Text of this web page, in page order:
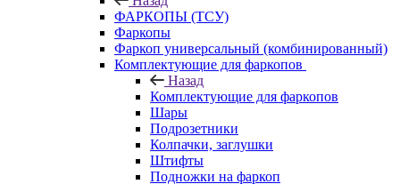
ФАРКОПЫ (ТСУ)
Фаркопы
Фаркоп универсальный (комбинированный)
Комплектующие для фаркопов
Назад
Комплектующие для фаркопов
Шары
Подрозетники
Колпачки, заглушки
Штифты
Подножки на фаркоп